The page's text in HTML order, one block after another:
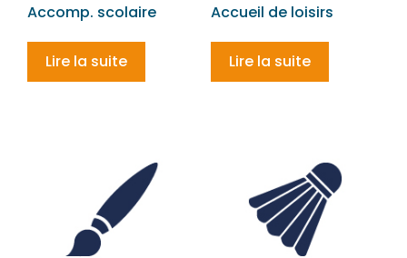
Accomp. scolaire
Lire la suite
Accueil de loisirs
Lire la suite